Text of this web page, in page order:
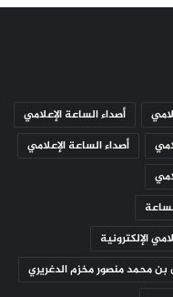
أصداء الساعة الإعلامي
أصداء الساعة الإعلامي
الإلكترونية
محمد منصور مخزم الدغريري